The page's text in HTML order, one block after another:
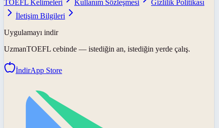
TOEFL Kelimeleri
Kullanım Sözleşmesi
Gizlilik Politikası
İletişim Bilgileri
Uygulamayı indir
UzmanTOEFL cebinde — istediğin an, istediğin yerde çalış.
İndirApp Store